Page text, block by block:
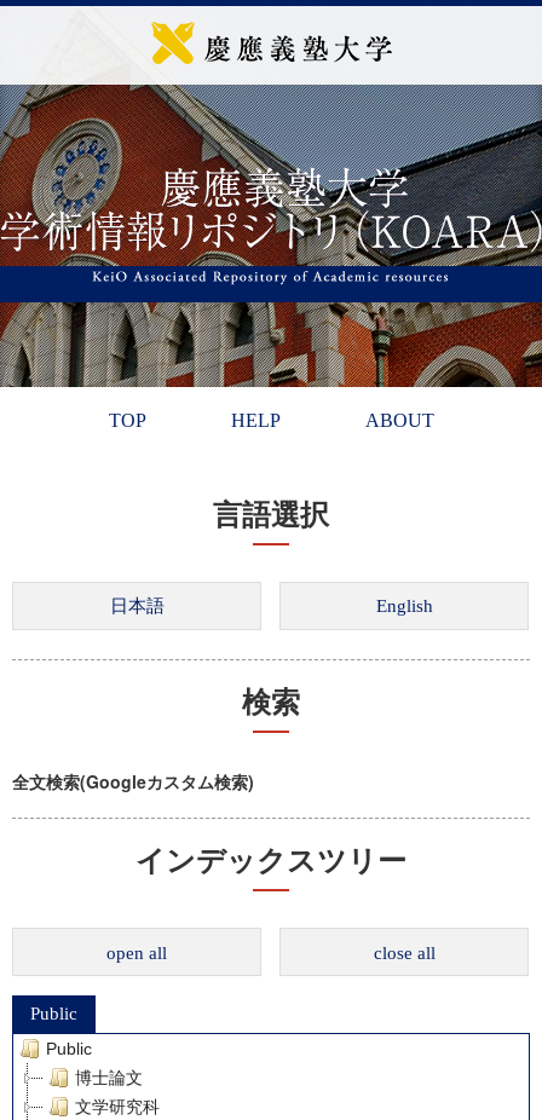
TOP HELP ABOUT
言語選択
検索
全文検索(Googleカスタム検索)
インデックスツリー
open all close all
Public
Public
博士論文
文学研究科